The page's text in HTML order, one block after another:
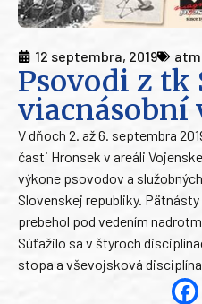
12 septembra, 2019 atm
Psovodi z tk
viacnásobní
V dňoch 2. až 6. septembra
časti Hronsek v areáli
výkone psovodov a
Slovenskej republiky.
prebehol pod vedením
Súťažilo sa v štyroch
stopa a vševojsková